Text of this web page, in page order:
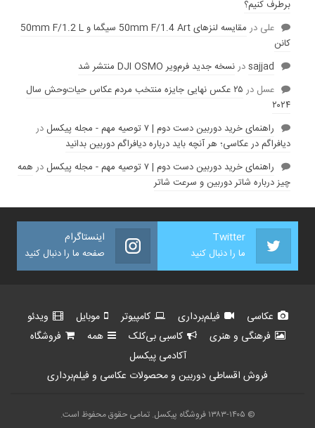
برطرف کنیم؟
علی در
مقایسه لنز‌های 50mm F/1.4 Art سیگما و 50mm F/1.2 L
کانن
sajjadدرنسخه جدید فرم‌ویر DJI OSMO منتشر شد
عسل در
۲۵ عکس نهایی جایزه منتخب مردم عکاس حیات‌وحش سال
۲۰۲۴
راهنمای خرید دوربین دست دوم | ۷ توصیه مهم - مجله پیکسل
در
دیافراگم در عکاسی؛ هر آنچه باید درباره دیافراگم دوربین بدانید
راهنمای خرید دوربین دست دوم | ۷ توصیه مهم - مجله پیکسل
در همه
چیز درباره شاتر دوربین و سرعت شاتر
Twitter
ما را دنبال کنید
اینستاگرام
صفحه ما را دنبال کنید
عکاسی فیلم‌برداری کامپیوتر موبایل
ویدئو
فرهنگی و هنری
کاسبی بی‌کلک همه
فروشگاه
آکادمی پیکسل
فروش اقساطی دوربین و محصولات عکاسی و فیلم‌برداری
© ۱۳۸۳-۱۴۰۵ فروشگاه پیکسل. تمامی حقوق محفوظ است.